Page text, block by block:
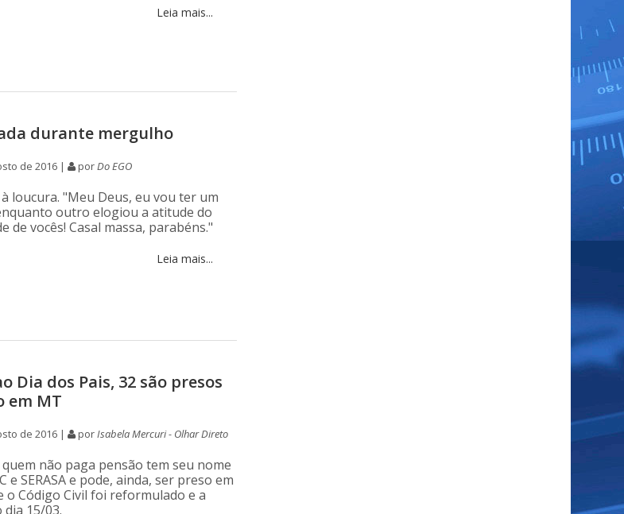
Leia mais...
durante mergulho
de 2016 | porDo EGO
loucura. "Meu Deus, eu vou ter um
outro elogiou a atitude do
de vocês! Casal massa, parabéns."
Leia mais...
Dia dos Pais, 32 são presos
em MT
de 2016 | porIsabela Mercuri - Olhar Direto
não paga pensão tem seu nome
e SERASA e pode, ainda, ser preso em
o Código Civil foi reformulado e a
15/03.